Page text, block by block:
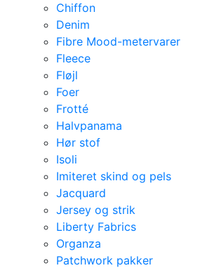
Chiffon
Denim
Fibre Mood-metervarer
Fleece
Fløjl
Foer
Frotté
Halvpanama
Hør stof
Isoli
Imiteret skind og pels
Jacquard
Jersey og strik
Liberty Fabrics
Organza
Patchwork pakker